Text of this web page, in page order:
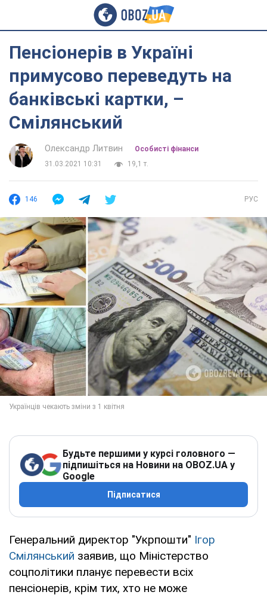
Пенсіонерів в Україні
примусово переведуть на
банківські картки, –
Смілянський
Олександр Литвин
Особисті фінанси
31.03.2021 10:31
19,1 т.
146 РУС
Будьте першими у курсі головного —
підпишіться на Новини на OBOZ.UA у
Google
Підписатися
Генеральний директор "Укрпошти" Ігор
Смілянський заявив, що Міністерство
соцполітики планує перевести всіх
пенсіонерів, крім тих, хто не може